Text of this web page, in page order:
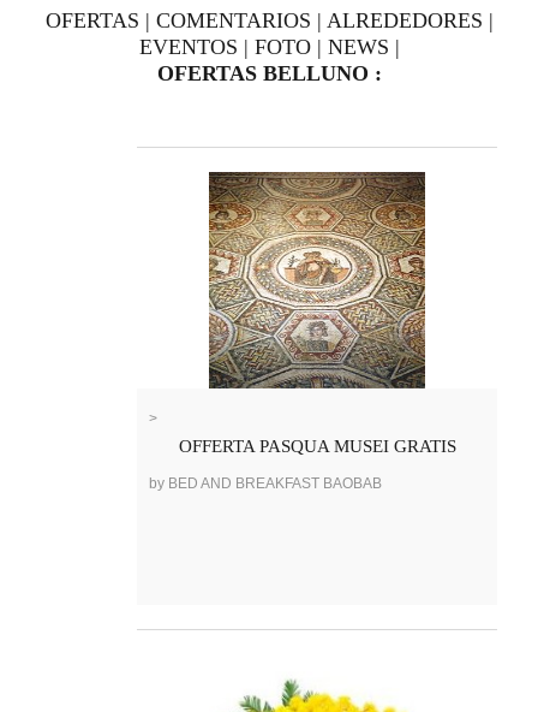
OFERTAS | COMENTARIOS | ALREDEDORES |
EVENTOS | FOTO| NEWS |
OFERTAS BELLUNO :
>
OFFERTA PASQUA MUSEI GRATIS
by BED AND BREAKFAST BAOBAB